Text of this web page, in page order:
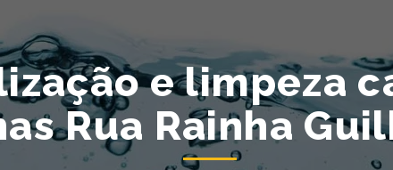
e limpeza
Rua Rainha